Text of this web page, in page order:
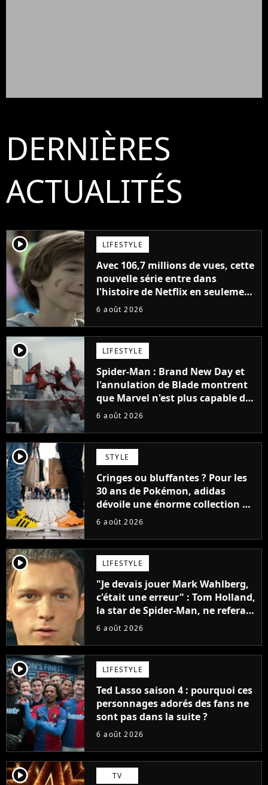
DERNIÈRES
ACTUALITÉS
player2 LIFESTYLE
Avec 106,7 millions de vues, cette
nouvelle série entre dans
l'histoire de Netflix en seulement
48 jours
6 août 2026
player2 LIFESTYLE
Spider-Man : Brand New Day et
l'annulation de Blade montrent
que Marvel n'est plus capable de
faire quoi que ce soit de simple
6 août 2026
player2 STYLE
Cringes ou bluffantes ? Pour les
30 ans de Pokémon, adidas
dévoile une énorme collection de
sneakers et je ne sais pas quoi en
6 août 2026
player2 LIFESTYLE
"Je devais jouer Mark Wahlberg,
c'était une erreur" : Tom Holland,
la star de Spider-Man, ne referait
pas ce blockbuster
6 août 2026
player2 LIFESTYLE
Ted Lasso saison 4 : pourquoi ces
personnages adorés des fans ne
sont pas dans la suite ?
6 août 2026
player2 TV